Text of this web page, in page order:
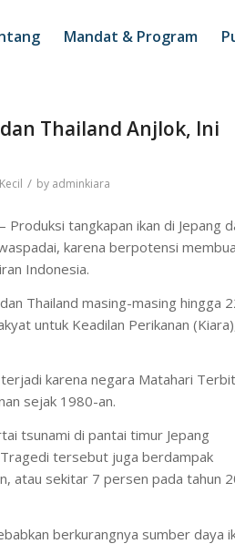
Mandat & Program
Thailand Anjlok, Ini
/ by adminkiara
tangkapan ikan di Jepang
karena berpotensi
Indonesia.
Thailand masing-masing hingga
untuk Keadilan Perikanan
karena negara Matahari
sejak 1980-an.
tsunami di pantai timur Jepang
tersebut juga berdampak
atau sekitar 7 persen pada tahun
berkurangnya sumber daya